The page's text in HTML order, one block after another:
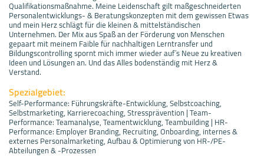
Qualifikationsmaßnahme. Meine Leidenschaft gilt maßgeschneiderten
Personalentwicklungs- & Beratungskonzepten mit dem gewissen Etwas
und mein Herz schlägt für die kleinen & mittelständischen
Unternehmen. Der Mix aus Spaß an der Förderung von Menschen
gepaart mit meinem Faible für nachhaltigen Lerntransfer und
Bildungscontrolling spornt mich immer wieder auf´s Neue zu kreativen
Ideen und Lösungen an. Und das Alles bodenständig mit Herz &
Verstand.
Spezialgebiet:
Self-Performance: Führungskräfte-Entwicklung, Selbstcoaching,
Selbstmarketing, Karrierecoaching, Stressprävention | Team-
Performance: Teamanalyse, Teamentwicklung, Teambuilding | HR-
Performance: Employer Branding, Recruiting, Onboarding, internes &
externes Personalmarketing, Aufbau & Optimierung von HR-/PE-
Abteilungen & -Prozessen